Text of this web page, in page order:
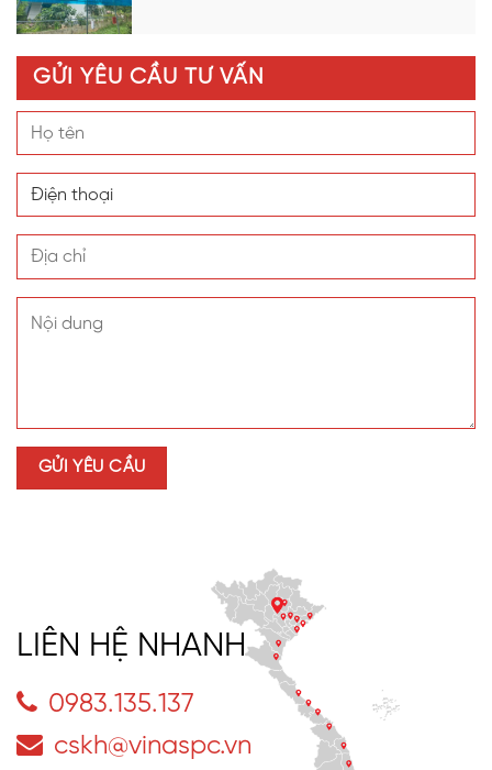
GỬI YÊU CẦU TƯ VẤN
LIÊN HỆ NHANH
0983.135.137
cskh@vinaspc.vn